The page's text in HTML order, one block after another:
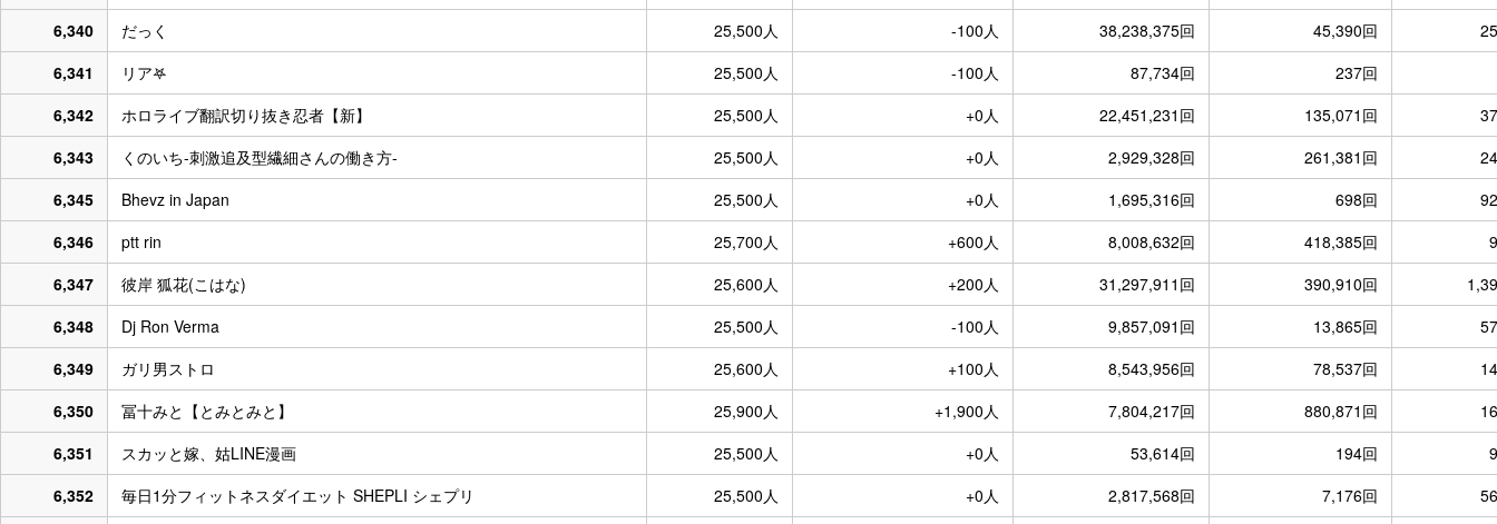
6,340
だっく 25,500人 -100人 38,238,375回 45,390回
6,341
リア𖤐 25,500人 -100人 87,734回
237回
6,342
ホロライブ翻訳切り抜き忍者【新】 25,500人 +0人 22,451,231回 135,071回
6,343
くのいち-刺激追及型繊細さんの働き方- 25,500人 +0人 2,929,328回 261,381回
6,345
Bhevz in Japan 25,500人 +0人 1,695,316回 698回
6,346
ptt rin 25,700人 +600人 8,008,632回 418,385回
6,347
彼岸 狐花(こはな) 25,600人 +200人 31,297,911回 390,910回
6,348
Dj Ron Verma 25,500人 -100人 9,857,091回 13,865回
6,349
ガリ男ストロ 25,600人 +100人 8,543,956回 78,537回
6,350
冨十みと【とみとみと】 25,900人 +1,900人 7,804,217回 880,871回
6,351
スカッと嫁、姑LINE漫画 25,500人 +0人 53,614回 194回
6,352
毎日1分フィットネスダイエット SHEPLI シェプリ 25,500人 +0人 2,817,568回 7,176回